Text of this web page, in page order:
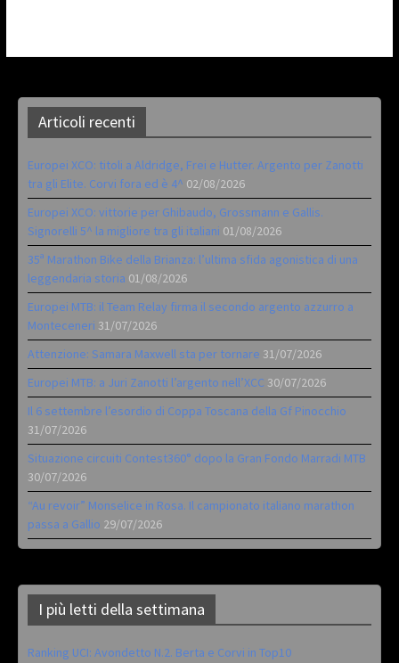
Articoli recenti
Europei XCO: titoli a Aldridge, Frei e Hutter. Argento per Zanotti
tra gli Elite. Corvi fora ed è 4^ 02/08/2026
Europei XCO: vittorie per Ghibaudo, Grossmann e Gallis.
Signorelli 5^ la migliore tra gli italiani 01/08/2026
35ª Marathon Bike della Brianza: l’ultima sfida agonistica di una
leggendaria storia 01/08/2026
Europei MTB: il Team Relay firma il secondo argento azzurro a
Monteceneri 31/07/2026
Attenzione: Samara Maxwell sta per tornare 31/07/2026
Europei MTB: a Juri Zanotti l’argento nell’XCC 30/07/2026
Il 6 settembre l’esordio di Coppa Toscana della Gf Pinocchio
31/07/2026
Situazione circuiti Contest360° dopo la Gran Fondo Marradi MTB
30/07/2026
“Au revoir” Monselice in Rosa. Il campionato italiano marathon
passa a Gallio 29/07/2026
I più letti della settimana
Ranking UCI: Avondetto N.2. Berta e Corvi in Top10